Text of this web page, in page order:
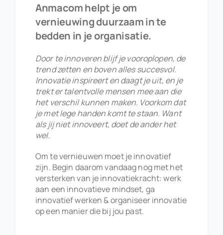
Anmacom helpt je om
vernieuwing duurzaam in te
bedden in je organisatie.
Door te innoveren blijf je vooroplopen, de
trend zetten en boven alles succesvol.
Innovatie inspireert en daagt je uit, en je
trekt er talentvolle mensen mee aan die
het verschil kunnen maken. Voorkom dat
je met lege handen komt te staan. Want
als jij niet innoveert, doet de ander het
wel.
Om te vernieuwen moet je innovatief
zijn. Begin daarom vandaag nog met het
versterken van je innovatiekracht: werk
aan een innovatieve mindset, ga
innovatief werken & organiseer innovatie
op een manier die bij jou past.